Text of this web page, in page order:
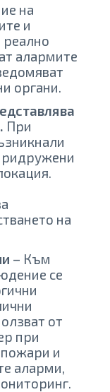
на
и
реално
алармите
органи.
При
на
– Към
се
от
при
пожари и
аларми,